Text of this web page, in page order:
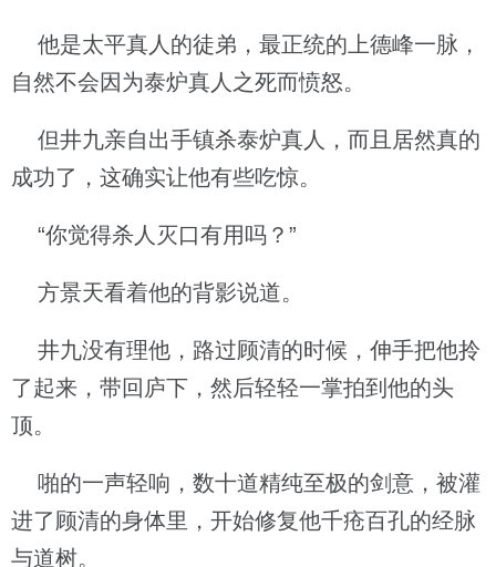
他是太平真人的徒弟，最正统的上德峰一脉，
自然不会因为泰炉真人之死而愤怒。
但井九亲自出手镇杀泰炉真人，而且居然真的
成功了，这确实让他有些吃惊。
“你觉得杀人灭口有用吗？”
方景天看着他的背影说道。
井九没有理他，路过顾清的时候，伸手把他拎
了起来，带回庐下，然后轻轻一掌拍到他的头
顶。
啪的一声轻响，数十道精纯至极的剑意，被灌
进了顾清的身体里，开始修复他千疮百孔的经脉
与道树。